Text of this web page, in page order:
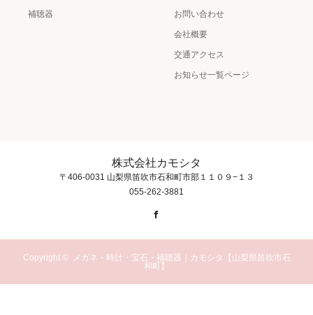
補聴器 お問い合わせ
会社概要
交通アクセス
お知らせ一覧ページ
株式会社カモシタ
〒406-0031 山梨県笛吹市石和町市部１１０９−１３
055-262-3881
Copyright ©
メガネ・時計・宝石・補聴器｜カモシタ【山梨県笛吹市石
和町】